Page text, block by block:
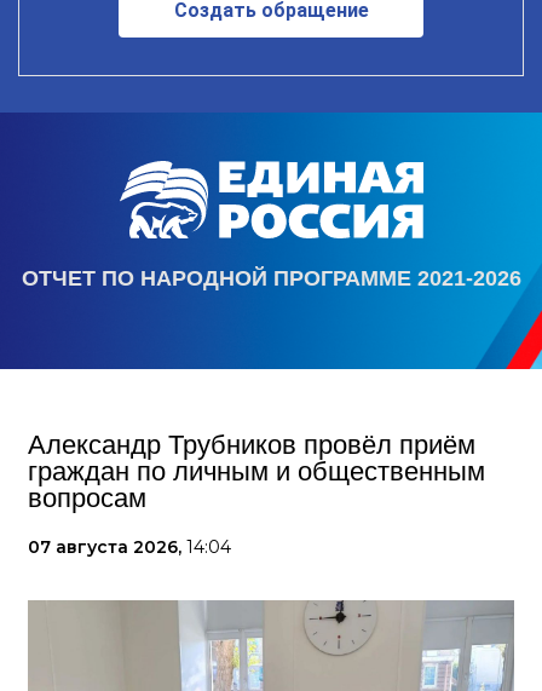
Создать обращение
ОТЧЕТ ПО НАРОДНОЙ ПРОГРАММЕ 2021-2026
Александр Трубников провёл приём
граждан по личным и общественным
вопросам
07 августа 2026, 14:04